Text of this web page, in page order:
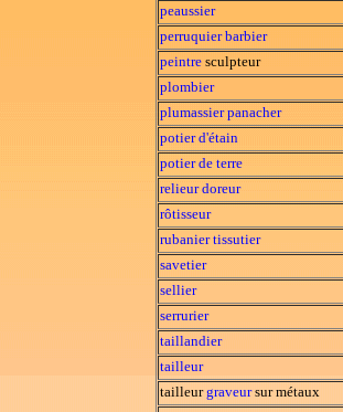
peaussier
perruquier barbier
peintre sculpteur
plombier
plumassier panacher
potier d'étain
potier de terre
relieur doreur
rôtisseur
rubanier tissutier
savetier
sellier
serrurier
taillandier
tailleur
tailleurgraveursur métaux